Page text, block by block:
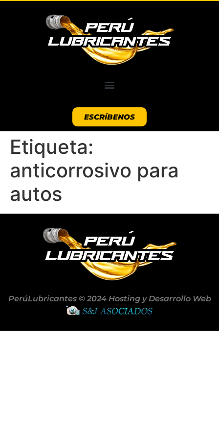
ESCRÍBENOS
Etiqueta:
anticorrosivo para
autos
PerúLubricantes © 2024 Hosting y Desarrollo Web